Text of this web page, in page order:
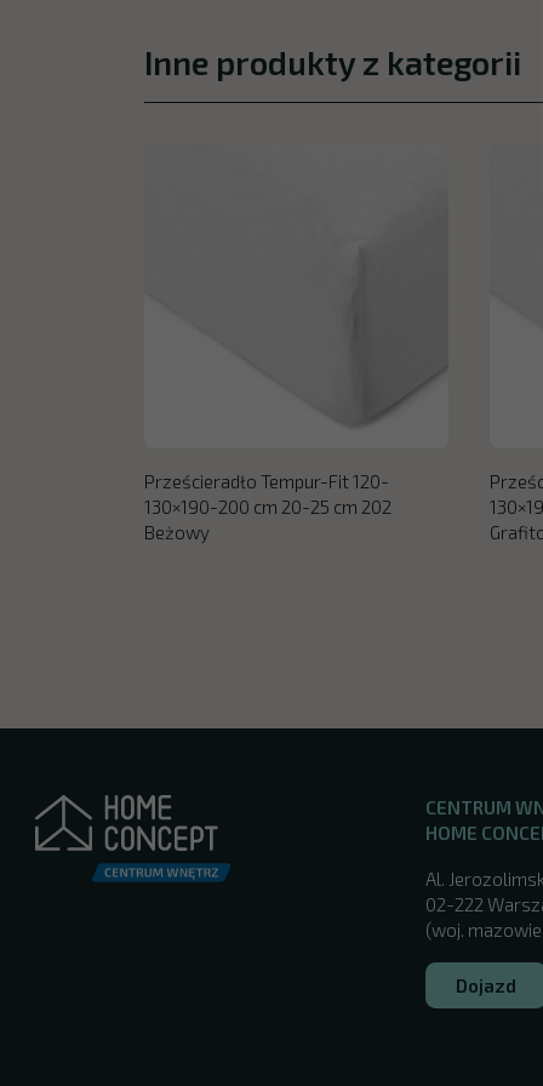
Inne produkty z kategorii
Prześcieradło Tempur-Fit 120-
130×190-200 cm 20-25 cm 202
Beżowy
CENTRUM
HOME
Al.
02-222
(woj.
Dojazd